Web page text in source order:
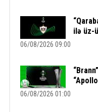
ilə üz-
06/08/2026 09:00
06/08/2026 01:00